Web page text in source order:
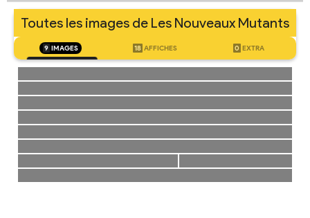
Toutes les images de Les Nouveaux Mutants
9 IMAGES 18 AFFICHES 0 EXTRA